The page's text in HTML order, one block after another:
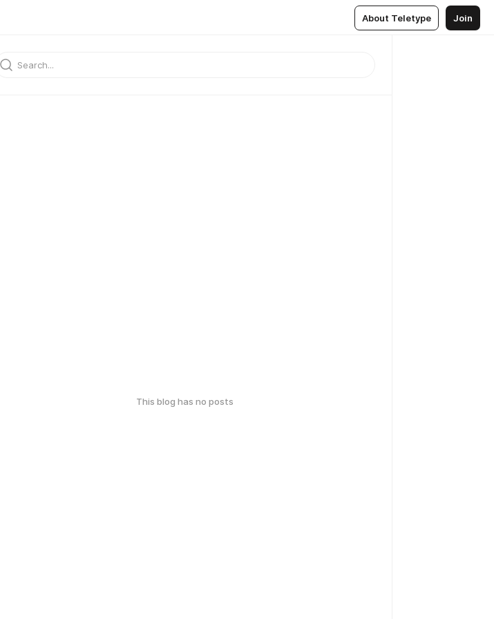
About Teletype Join
This blog has no posts